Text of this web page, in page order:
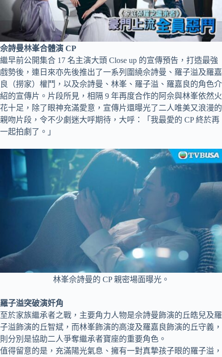
佘詩曼林峯合體演 CP
繼早前公開集合 17 名主演大頭 Close up 的宣傳預告，打造最強
戲勢後，連日來亦先後推出了一系列圍繞佘詩曼、羅子溢及羅嘉
良（撈家）權鬥，以及佘詩曼、林峯、羅子溢、羅嘉良的角色介
紹的宣傳片。片段所見，相隔 9 年再度合作的阿佘與林峯依然火
花十足，除了眼神充滿愛意，宣傳片還曝光了二人唯美又浪漫的
親吻片段，令不少劇迷大呼期待，大呼：「我最愛的 CP 終於再
一起拍劇了。」
林峯佘詩曼的 CP 親密場面曝光。
羅子溢突破演奸角
至於家族繼承者之戰，主要角力人物是佘詩曼飾演的丘皓兒及羅
子溢飾演的丘智斌，而林峯飾演的高浚及羅嘉良飾演的丘守義，
則分別是協助二人爭奪繼承者寶座的重要角色。
值得留意的是，充滿陽光氣息、擁有一對真摯孩子眼的羅子溢，